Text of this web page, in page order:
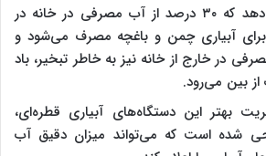
برخی آمارها نشان می‌دهد که ۳۰ درصد از آب مصرفی در خانه در
آبیاری چمن و باغچه مصرف می‌شود و
آب مصرفی در خارج از خانه نیز به خاطر تبخیر، باد
بین می‌رود.
بهتر این دستگاه‌های آبیاری قطره‌ای،
شده است که می‌تواند میزان دقیق آب